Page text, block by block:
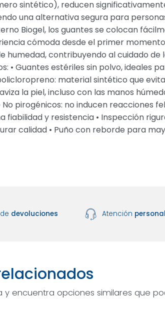
sintético), reducen
una alternativa segura para
Biogel, los guantes se colocan
cómoda desde el primer
humedad, contribuyendo al cuidado
• Guantes estériles sin polvo, ideales
material sintético que
la piel, incluso con las manos
pirogénicos: no inducen reacciones
fiabilidad y resistencia • Inspección
calidad • Puño con reborde para
devoluciones Atención
encuentra opciones similares que